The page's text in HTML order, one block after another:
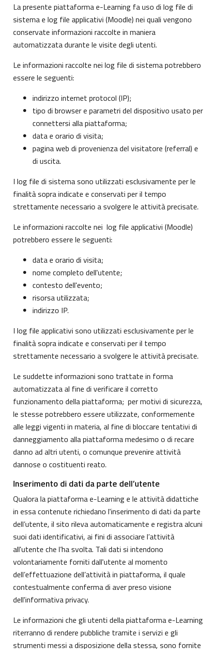
La presente piattaforma e-Learning fa uso di log file di
sistema e log file applicativi (Moodle) nei quali vengono
conservate informazioni raccolte in maniera
automatizzata durante le visite degli utenti.
Le informazioni raccolte nei log file di sistema potrebbero
essere le seguenti:
indirizzo internet protocol (IP);
tipo di browser e parametri del dispositivo usato per
connettersi alla piattaforma;
data e orario di visita;
pagina web di provenienza del visitatore (referral) e
di uscita.
I log file di sistema sono utilizzati esclusivamente per le
finalità sopra indicate e conservati per il tempo
strettamente necessario a svolgere le attività precisate.
Le informazioni raccolte nei log file applicativi (Moodle)
potrebbero essere le seguenti:
data e orario di visita;
nome completo dell'utente;
contesto dell'evento;
risorsa utilizzata;
indirizzo IP.
I log file applicativi sono utilizzati esclusivamente per le
finalità sopra indicate e conservati per il tempo
strettamente necessario a svolgere le attività precisate.
Le suddette informazioni sono trattate in forma
automatizzata al fine di verificare il corretto
funzionamento della piattaforma; per motivi di sicurezza,
le stesse potrebbero essere utilizzate, conformemente
alle leggi vigenti in materia, al fine di bloccare tentativi di
danneggiamento alla piattaforma medesimo o di recare
danno ad altri utenti, o comunque prevenire attività
dannose o costituenti reato.
Inserimento di dati da parte dell’utente
Qualora la piattaforma e-Learning e le attività didattiche
in essa contenute richiedano l'inserimento di dati da parte
dell’utente, il sito rileva automaticamente e registra alcuni
suoi dati identificativi, ai fini di associare l’attività
all'utente che l’ha svolta. Tali dati si intendono
volontariamente forniti dall'utente al momento
dell’effettuazione dell’attività in piattaforma, il quale
contestualmente conferma di aver preso visione
dell'informativa privacy.
Le informazioni che gli utenti della piattaforma e-Learning
riterranno di rendere pubbliche tramite i servizi e gli
strumenti messi a disposizione della stessa, sono fornite